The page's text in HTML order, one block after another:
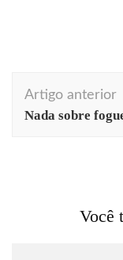
Navegação
de
Artigo anterior
Nada sobre
Você